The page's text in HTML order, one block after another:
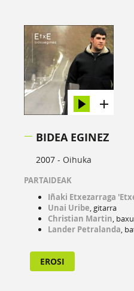
BIDEA EGINEZ
2007 - Oihuka
PARTAIDEAK
Iñaki Etxezarraga
Unai Uribe, gitarra
Christian Martin,
Lander Petralanda,
EROSI